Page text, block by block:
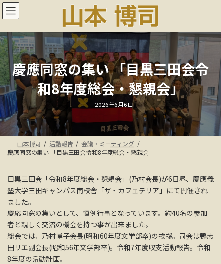
コ
ン
ン
ツ
へ
ス
キ
ッ
プ
ナ
ビ
ー
シ
ョ
ン
に
移
動
慶應同窓の集い 「目黒三田会令
和8年度総会・懇親会」
最
終
新
時
2026年6月6日
山本博司 活動報告
会議・ミーティング
慶應同窓の集い 「目黒三田会令和8年度総会・懇親会」
目黒三田会「令和8年度総会・懇親会」(乃村会長)が6日昼、慶應義
塾大学三田キャンパス南校舎「ザ・カフェテリア」にて開催され
ました。
慶応同窓の集いとして、恒例行事となっています。約40名の参加
者と親しく交流の機会を持つ事が出来ました。
総会では、乃村博子会長(昭和60年度文学部卒)の挨拶。司会は鴨志
田リエ副会長(昭和56年文学部卒)。令和7年度収支活動報告。令和
8年度の活動計画。